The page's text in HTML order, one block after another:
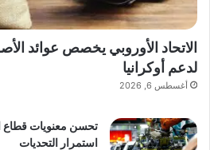
الاتحاد الأوروبي يخصص عوائد
لدعم أوكرانيا
أغسطس 6, 2026
تحسن معنويات قطاع
استمرار التحديات